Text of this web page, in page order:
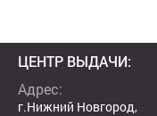
ЦЕНТР ВЫДАЧИ:
Адрес:
г.Нижний Новгород,